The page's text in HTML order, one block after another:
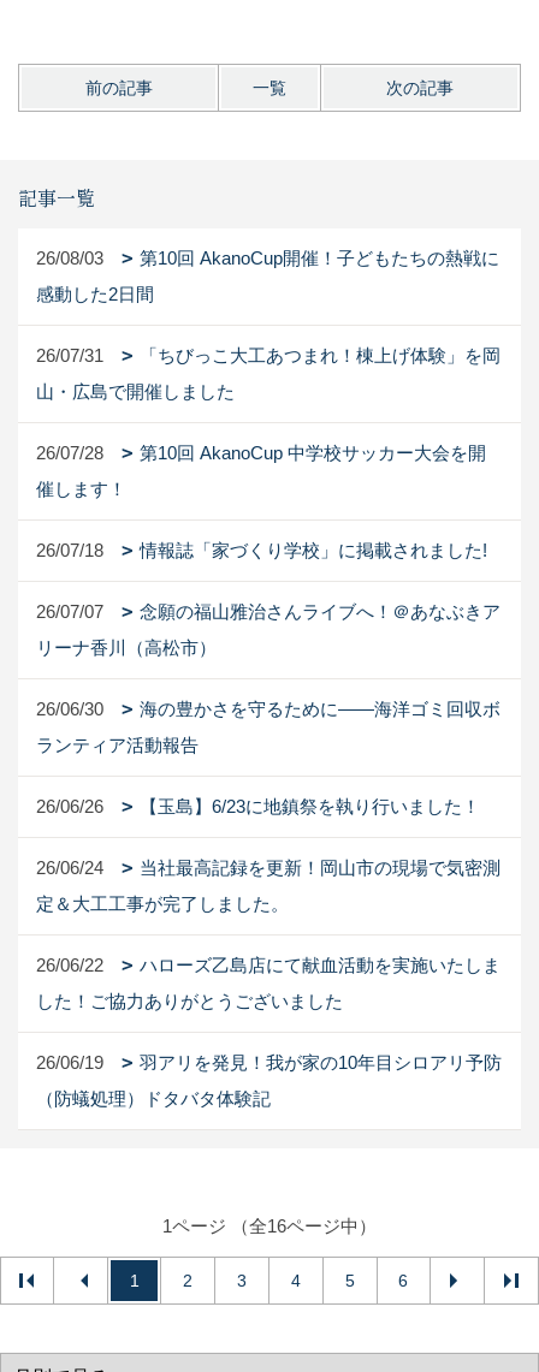
前の記事 一覧 次の記事
記事一覧
26/08/03
第10回 AkanoCup開催！子どもたちの熱戦に
感動した2日間
26/07/31
「ちびっこ大工あつまれ！棟上げ体験」を岡
山・広島で開催しました
26/07/28
第10回 AkanoCup 中学校サッカー大会を開
催します！
26/07/18 情報誌「家づくり学校」に掲載されました!
26/07/07
念願の福山雅治さんライブへ！＠あなぶきア
リーナ香川（高松市）
26/06/30
海の豊かさを守るために――海洋ゴミ回収ボ
ランティア活動報告
26/06/26 【玉島】6/23に地鎮祭を執り行いました！
26/06/24
当社最高記録を更新！岡山市の現場で気密測
定＆大工工事が完了しました。
26/06/22
ハローズ乙島店にて献血活動を実施いたしま
した！ご協力ありがとうございました
26/06/19
羽アリを発見！我が家の10年目シロアリ予防
（防蟻処理）ドタバタ体験記
1ページ （全16ページ中）
1 2 3 4 5 6